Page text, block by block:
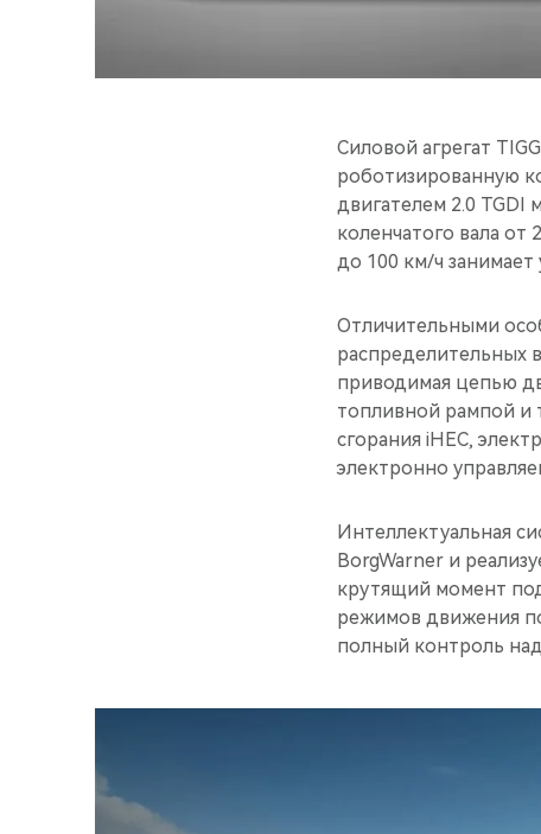
Силовой агрегат
роботизированную
двигателем 2.0 TGDI
коленчатого вала
до 100 км/ч занимает
Отличительными
распределительных
приводимая цепью
топливной рампой и
сгорания iHEC,
электронно
Интеллектуальная
BorgWarner и
крутящий момент
режимов движения
полный контроль